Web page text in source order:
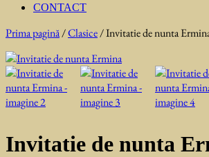
CONTACT
Prima pagină/Clasice/ Invitatie de nunta
Invitatie de nunta